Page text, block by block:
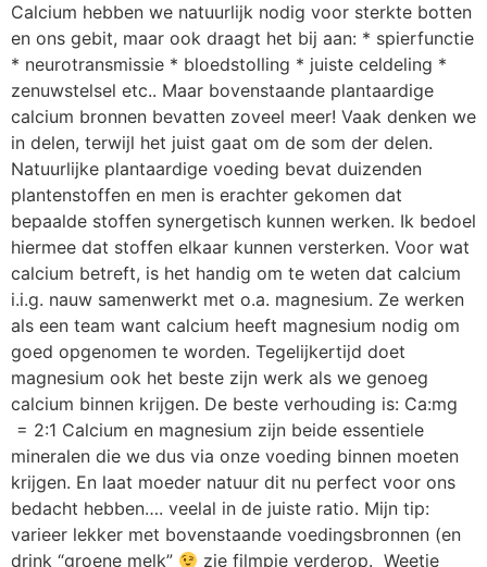
Calcium hebben we natuurlijk nodig voor sterkte botten
en ons gebit, maar ook draagt het bij aan: * spierfunctie
* neurotransmissie * bloedstolling * juiste celdeling *
zenuwstelsel etc.. Maar bovenstaande plantaardige
calcium bronnen bevatten zoveel meer! Vaak denken we
in delen, terwijl het juist gaat om de som der delen.
Natuurlijke plantaardige voeding bevat duizenden
plantenstoffen en men is erachter gekomen dat
bepaalde stoffen synergetisch kunnen werken. Ik bedoel
hiermee dat stoffen elkaar kunnen versterken. Voor wat
calcium betreft, is het handig om te weten dat calcium
i.i.g. nauw samenwerkt met o.a. magnesium. Ze werken
als een team want calcium heeft magnesium nodig om
goed opgenomen te worden. Tegelijkertijd doet
magnesium ook het beste zijn werk als we genoeg
calcium binnen krijgen. De beste verhouding is: Ca:mg
= 2:1 Calcium en magnesium zijn beide essentiele
mineralen die we dus via onze voeding binnen moeten
krijgen. En laat moeder natuur dit nu perfect voor ons
bedacht hebben…. veelal in de juiste ratio. Mijn tip:
varieer lekker met bovenstaande voedingsbronnen (en
drink “groene melk”
zie filmpje verderop. Weetje